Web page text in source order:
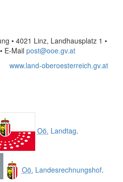
• 4021 Linz, Landhausplatz 1 •
• E-Mail post@ooe.gv.at
www.land-oberoesterreich.gv.at
Oö. Landtag.
Oö. Landesrechnungshof.